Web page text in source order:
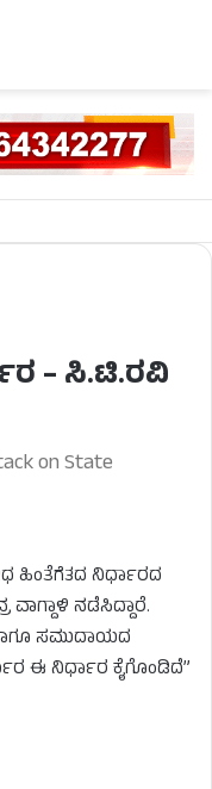
– ಸಿ.ಟಿ.ರವಿ
on State
ಹಿಂತೆಗೆತದ ನಿರ್ಧಾರದ
ನಡೆಸಿದ್ದಾರೆ.
ಸಮುದಾಯದ
ಈ ನಿರ್ಧಾರ ಕೈಗೊಂಡಿದೆ”